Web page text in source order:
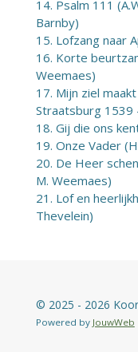
14. Psalm 111
Barnby)
15. Lofzang naar
16. Korte
Weemaes)
17. Mijn ziel
Straatsburg 1539
18. Gij die ons
19. Onze Vader
20. De Heer
M. Weemaes)
21. Lof en
Thevelein)
© 2025 - 2026
Powered by JouwWeb